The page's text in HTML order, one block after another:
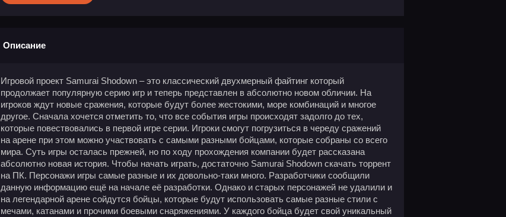
Описание
Игровой проект Samurai Shodown – это классический двухмерный файтинг который
продолжает популярную серию игр и теперь представлен в абсолютно новом обличии. На
игроков ждут новые сражения, которые будут более жестокими, море комбинаций и многое
другое. Сначала хочется отметить то, что все события игры происходят задолго до тех,
которые повествовались в первой игре серии. Игроки смогут погрузиться в череду сражений
на арене при этом можно участвовать с самыми разными бойцами, которые собраны со всего
мира. Суть игры осталась прежней, но по ходу прохождения компании будет рассказана
абсолютно новая история. Чтобы начать играть, достаточно Samurai Shodown скачать торрент
на ПК. Персонажи игры самые разные и их довольно-таки много. Разработчики сообщили
данную информацию ещё на начале её разработки. Однако и старых персонажей не удалили и
на легендарной арене сойдутся бойцы, которые будут использовать самые разные стили с
мечами, катанами и прочими боевыми снаряжениями. У каждого бойца будет свой уникальный